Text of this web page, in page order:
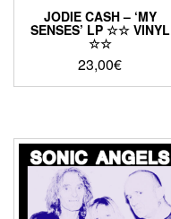
JODIE CASH – ‘MY
SENSES’ LP ☆☆ VINYL
☆☆
23,00€